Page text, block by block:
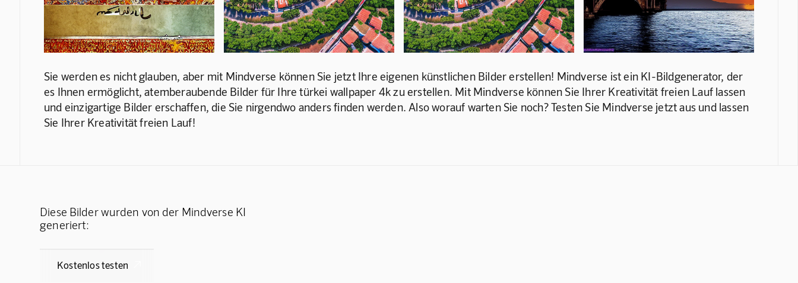
Sie werden es nicht glauben, aber mit Mindverse können Sie jetzt Ihre eigenen künstlichen Bilder erstellen! Mindverse ist ein KI-Bildgenerator, der
es Ihnen ermöglicht, atemberaubende Bilder für Ihre türkei wallpaper 4k zu erstellen. Mit Mindverse können Sie Ihrer Kreativität freien Lauf lassen
und einzigartige Bilder erschaffen, die Sie nirgendwo anders finden werden. Also worauf warten Sie noch? Testen Sie Mindverse jetzt aus und lassen
Sie Ihrer Kreativität freien Lauf!
Diese Bilder wurden von der Mindverse KI
generiert:
Kostenlos testen